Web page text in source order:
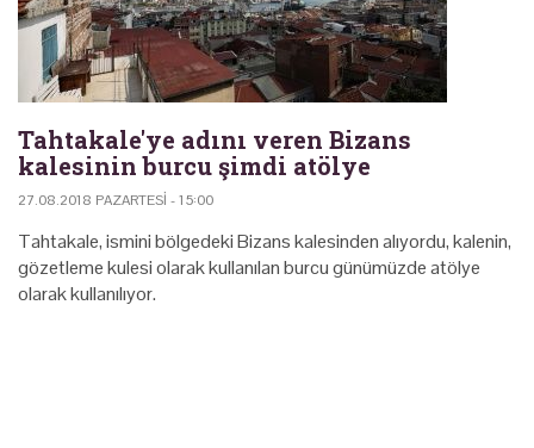
Tahtakale'ye adını veren Bizans
kalesinin burcu şimdi atölye
27.08.2018 PAZARTESI - 15:00
Tahtakale, ismini bölgedeki Bizans kalesinden alıyordu, kalenin,
gözetleme kulesi olarak kullanılan burcu günümüzde atölye
olarak kullanılıyor.